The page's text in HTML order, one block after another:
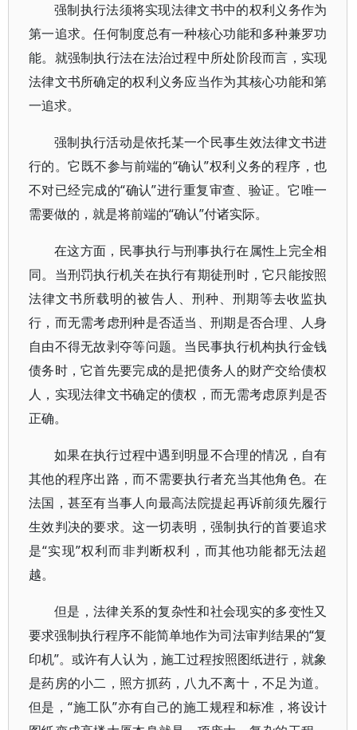
强制执行法须将实现法律文书中的权利义务作为
第一追求。任何制度总有一种核心功能和多种兼罗功
能。就强制执行法在法治过程中所处阶段而言，实现
法律文书所确定的权利义务应当作为其核心功能和第
一追求。
强制执行活动是依托某一个民事生效法律文书进
行的。它既不参与前端的“确认”权利义务的程序，也
不对已经完成的“确认”进行重复审查、验证。它唯一
需要做的，就是将前端的“确认”付诸实际。
在这方面，民事执行与刑事执行在属性上完全相
同。当刑罚执行机关在执行有期徒刑时，它只能按照
法律文书所载明的被告人、刑种、刑期等去收监执
行，而无需考虑刑种是否适当、刑期是否合理、人身
自由不得无故剥夺等问题。当民事执行机构执行金钱
债务时，它首先要完成的是把债务人的财产交给债权
人，实现法律文书确定的债权，而无需考虑原判是否
正确。
如果在执行过程中遇到明显不合理的情况，自有
其他的程序出路，而不需要执行者充当其他角色。在
法国，甚至有当事人向最高法院提起再诉前须先履行
生效判决的要求。这一切表明，强制执行的首要追求
是“实现”权利而非判断权利，而其他功能都无法超
越。
但是，法律关系的复杂性和社会现实的多变性又
要求强制执行程序不能简单地作为司法审判结果的“复
印机”。或许有人认为，施工过程按照图纸进行，就象
是药房的小二，照方抓药，八九不离十，不足为道。
但是，“施工队”亦有自己的施工规程和标准，将设计